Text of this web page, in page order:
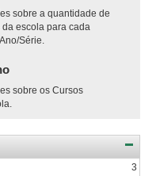
sobre a quantidade de
escola para cada
Série.
sobre os Cursos
3